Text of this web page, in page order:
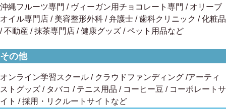
沖縄フルーツ専門 / ヴィーガン用チョコレート専門 / オリーブ
オイル専門店 / 美容整形外科 / 弁護士 / 歯科クリニック / 化粧品
/ 不動産 / 抹茶専門店 / 健康グッズ / ペット用品など
その他
オンライン学習スクール / クラウドファンディング /アーティ
ストグッズ / タバコ / テニス用品 / コーヒー豆 / コーポレートサ
イト / 採用・リクルートサイトなど